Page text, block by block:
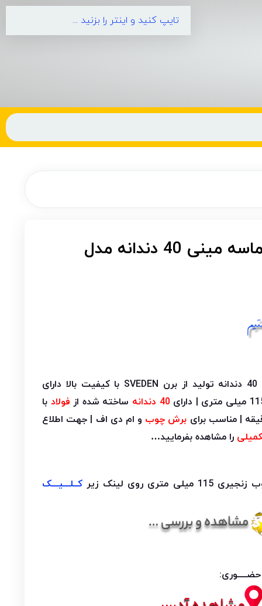
صفحه چوب بر الماسه مینی 40 دندانه مدل
مینی 40 دندانه تولید از برن SVEDEN با کیفیت بالا دارای
ساخته شده از فولاد با
برش چوب و ام دی اف | جهت اطلاع
را مشاهده بفرمایید…
روی لینک زیر
کــلـــیـــک